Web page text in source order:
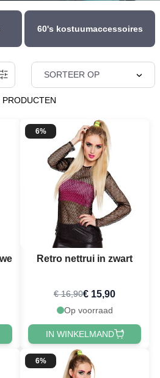
60's kostuumaccessoires
SORTEER OP
PRODUCTEN
6%
Retro nettrui in zwart
€ 16,90€ 15,90
Op voorraad
IN WINKELMAND
6%